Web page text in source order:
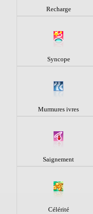
Recharge
Syncope
Murmures ivres
Saignement
Célérité